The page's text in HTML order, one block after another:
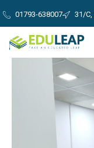
to
content
01793-638007 31/C,